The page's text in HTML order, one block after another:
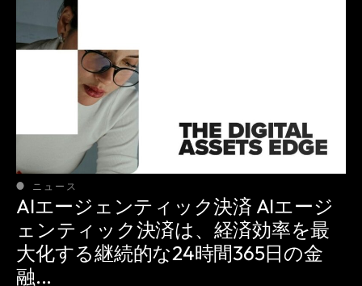
ニュース
AIエージェンティック決済 AIエージ
ェンティック決済は、経済効率を最
大化する継続的な24時間365日の金
融...